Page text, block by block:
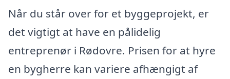
Når du står over for et byggeprojekt, er
det vigtigt at have en pålidelig
entreprenør i Rødovre. Prisen for at hyre
en bygherre kan variere afhængigt af